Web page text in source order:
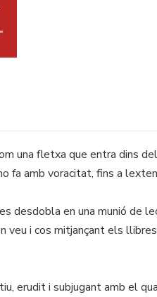
una fletxa que entra dins
fa amb voracitat, fins a
desdobla en una munió de
veu i cos mitjançant els
erudit i subjugant amb el